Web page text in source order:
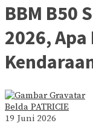
BBM B50
2026,
Belda PATRICIE
19 Juni 2026